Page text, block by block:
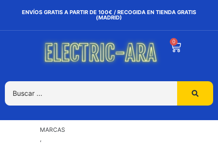
ENVÍOS GRATIS A PARTIR DE 100€ / RECOGIDA EN TIENDA GRATIS
(MADRID)
0
MARCAS
,